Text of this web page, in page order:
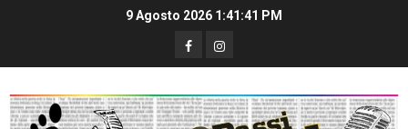
9 Agosto 2026 1:41:42 PM